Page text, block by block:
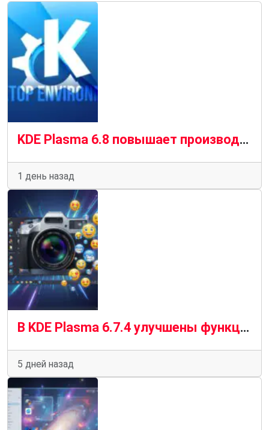
KDE Plasma 6.8 повышает производительность удаленного рабочего стола
1 день назад
В KDE Plasma 6.7.4 улучшены функции Spectacle, Discover и Emoji Selector
5 дней назад